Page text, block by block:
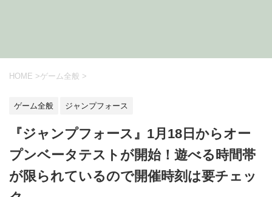
HOME >ゲーム全般 >
ゲーム全般 ジャンプフォース
『ジャンプフォース』1月18日からオー
プンベータテストが開始！遊べる時間帯
が限られているので開催時刻は要チェッ